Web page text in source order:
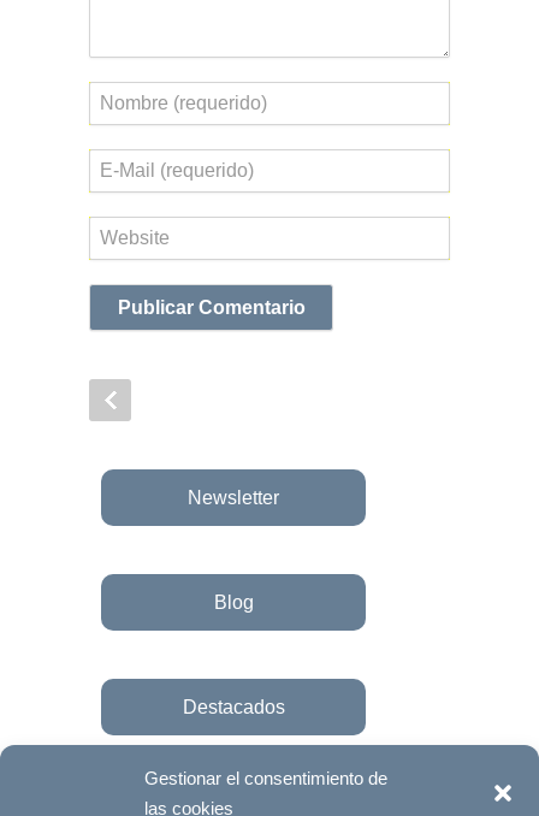
Gestionar el consentimiento de
las cookies
Nombre
Correo
electrónico
Web
Newsletter
Blog
Destacados
Únete a la fundación